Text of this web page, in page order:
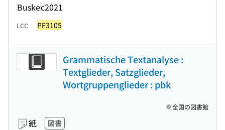
Buskec2021
LCC PF3105
Grammatische Textanalyse :
Textglieder, Satzglieder,
Wortgruppenglieder : pbk
紙 図書
全国の図書館